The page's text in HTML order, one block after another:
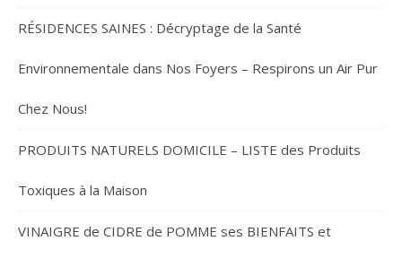
RÉSIDENCES SAINES : Décryptage de la Santé
Environnementale dans Nos Foyers – Respirons un Air Pur
Chez Nous!
PRODUITS NATURELS DOMICILE – LISTE des Produits
Toxiques à la Maison
VINAIGRE de CIDRE de POMME ses BIENFAITS et